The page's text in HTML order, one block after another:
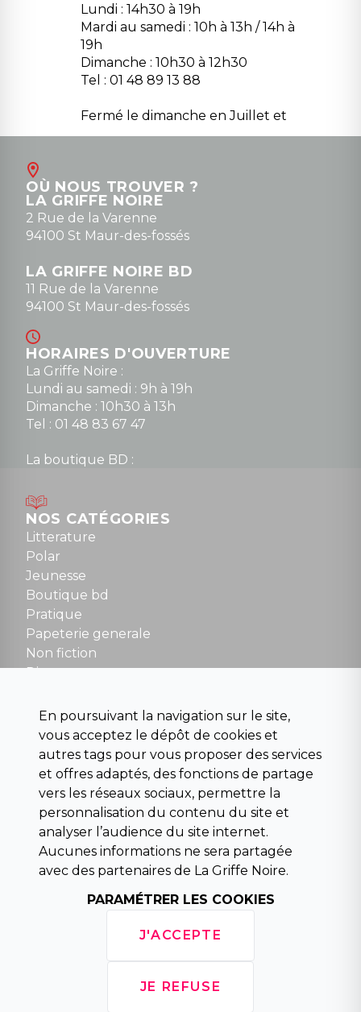
Lundi : 14h30 à 19h
Mardi au samedi : 10h à 13h / 14h à
19h
Dimanche : 10h30 à 12h30
Tel : 01 48 89 13 88
Fermé le dimanche en Juillet et
Août
contact@la-griffe-noire.com
0148836747
OÙ NOUS TROUVER ?
LA GRIFFE NOIRE
2 Rue de la Varenne
94100 St Maur-des-fossés
LA GRIFFE NOIRE BD
11 Rue de la Varenne
94100 St Maur-des-fossés
HORAIRES D'OUVERTURE
La Griffe Noire :
Lundi au samedi : 9h à 19h
Dimanche : 10h30 à 13h
Tel : 01 48 83 67 47
La boutique BD :
Mardi au samedi : 10h à 13h / 14h à 19h
Dimanche : 10h30 à 12h30
Tel : 01 48 89 13 88
Fermé le dimanche en Juillet et Août
NOUS CONTACTER
contact@la-griffe-noire.com
NOS CATÉGORIES
Litterature
Polar
Jeunesse
Boutique bd
Pratique
Papeterie generale
Non fiction
Divers
Beaux livres et art
Para scolaire
Histoire
Pochoteque
Pleiade
INFORMATIONS
Droit de rétractation
Conditions générales de vente
Horaires d'ouverture
Politique de confidentialité
En poursuivant la navigation sur le site,
vous acceptez le dépôt de cookies et
autres tags pour vous proposer des services
et offres adaptés, des fonctions de partage
vers les réseaux sociaux, permettre la
personnalisation du contenu du site et
analyser l’audience du site internet.
Aucunes informations ne sera partagée
avec des partenaires de La Griffe Noire.
PARAMÉTRER LES COOKIES
J'ACCEPTE
JE REFUSE